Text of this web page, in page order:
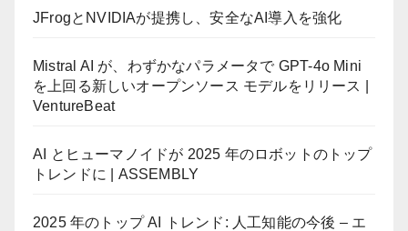
JFrogとNVIDIAが提携し、安全なAI導入を強化
Mistral AI が、わずかなパラメータで GPT-4o Mini
を上回る新しいオープンソース モデルをリリース |
VentureBeat
AI とヒューマノイドが 2025 年のロボットのトップ
トレンドに | ASSEMBLY
2025 年のトップ AI トレンド: 人工知能の今後 – エ